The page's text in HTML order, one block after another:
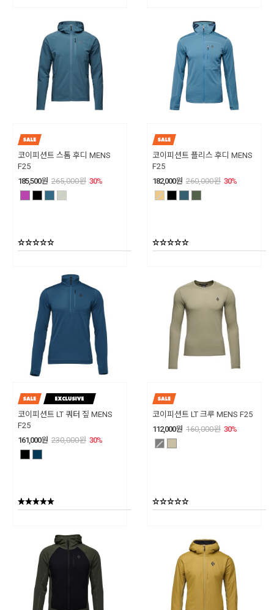
코이피션트 스톰 후디 MENS
F25
185,500원 265,000원 30%
코이피션트 플리스 후디 MENS
F25
182,000원 260,000원 30%
코이피션트 LT 쿼터 짚 MENS
F25
161,000원 230,000원 30%
코이피션트 LT 크루 MENS F25
112,000원 160,000원 30%